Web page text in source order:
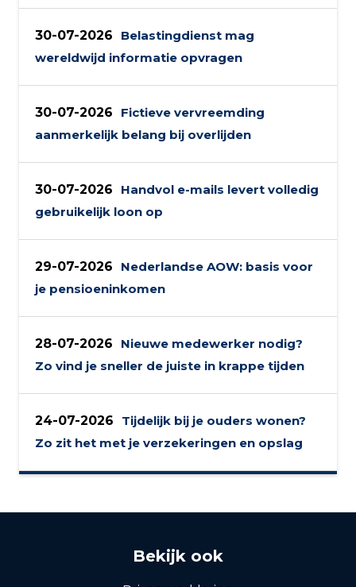
30-07-2026
Belastingdienst mag
wereldwijd informatie opvragen
30-07-2026
Fictieve vervreemding
aanmerkelijk belang bij overlijden
30-07-2026
Handvol e-mails levert volledig
gebruikelijk loon op
29-07-2026
Nederlandse AOW: basis voor
je pensioeninkomen
28-07-2026
Nieuwe medewerker nodig?
Zo vind je sneller de juiste in krappe tijden
24-07-2026
Tijdelijk bij je ouders wonen?
Zo zit het met je verzekeringen en opslag
Bekijk ook